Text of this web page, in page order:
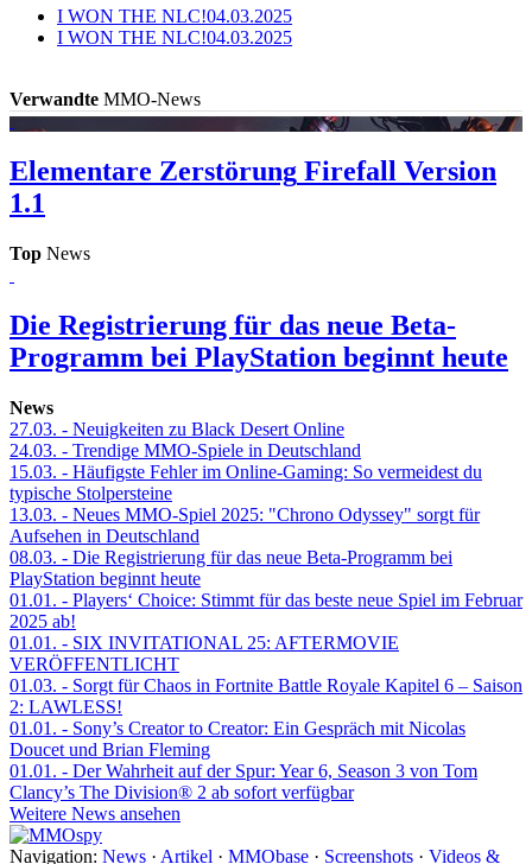
I WON THE NLC!04.03.2025
I WON THE NLC!04.03.2025
Verwandte MMO-News
Elementare Zerstörung Firefall Version
1.1
Top News
Die Registrierung für das neue Beta-
Programm bei PlayStation beginnt heute
News
27.03. - Neuigkeiten zu Black Desert Online
24.03. - Trendige MMO-Spiele in Deutschland
15.03. - Häufigste Fehler im Online-Gaming: So vermeidest du
typische Stolpersteine
13.03. - Neues MMO-Spiel 2025: "Chrono Odyssey" sorgt für
Aufsehen in Deutschland
08.03. - Die Registrierung für das neue Beta-Programm bei
PlayStation beginnt heute
01.01. - Players‘ Choice: Stimmt für das beste neue Spiel im Februar
2025 ab!
01.01. - SIX INVITATIONAL 25: AFTERMOVIE
VERÖFFENTLICHT
01.03. - Sorgt für Chaos in Fortnite Battle Royale Kapitel 6 – Saison
2: LAWLESS!
01.01. - Sony’s Creator to Creator: Ein Gespräch mit Nicolas
Doucet und Brian Fleming
01.01. - Der Wahrheit auf der Spur: Year 6, Season 3 von Tom
Clancy’s The Division® 2 ab sofort verfügbar
Weitere News ansehen
Navigation: News · Artikel · MMObase · Screenshots · Videos &